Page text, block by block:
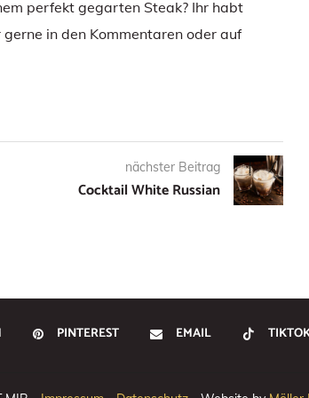
perfekt gegarten Steak? Ihr habt
in den Kommentaren oder auf
nächster Beitrag
Cocktail White Russian
PINTEREST EMAIL